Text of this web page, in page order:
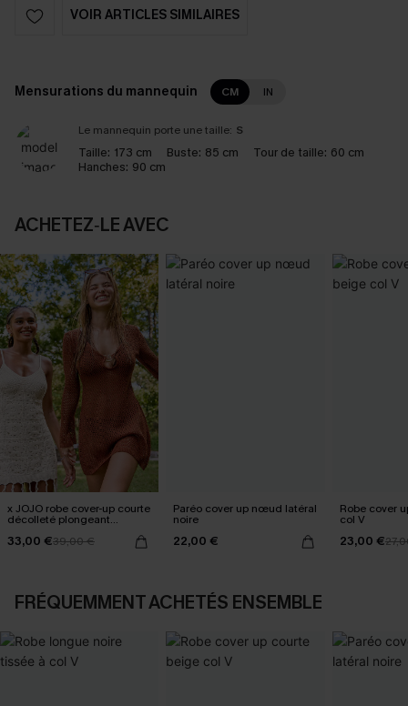
VOIR ARTICLES SIMILAIRES
Mensurations du mannequin CM IN
Le mannequin porte une taille: S
Taille: 173 cm Buste: 85 cm Tour de taille: 60 cm
Hanches: 90 cm
ACHETEZ‑LE AVEC
x JOJO robe cover-up courte
décolleté plongeant
manches longues
33,00 €39,00 €
Paréo cover up nœud latéral
noire
22,00 €
Robe cover
col V
23,00 €
FRÉQUEMMENT ACHETÉS ENSEMBLE